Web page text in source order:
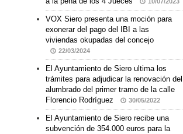
VOX Siero presenta una moción para
exonerar del pago del IBI a las
viviendas okupadas del concejo
22/03/2024
El Ayuntamiento de Siero ultima los
trámites para adjudicar la renovación del
alumbrado del primer tramo de la calle
Florencio Rodríguez
30/05/2022
El Ayuntamiento de Siero recibe una
subvención de 354.000 euros para la